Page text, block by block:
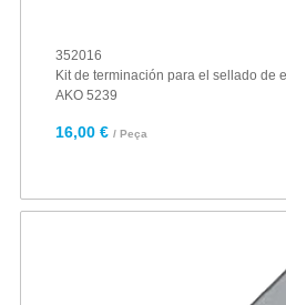
352016
Kit de terminación para el sellado de
AKO 5239
16,00 € / Peça